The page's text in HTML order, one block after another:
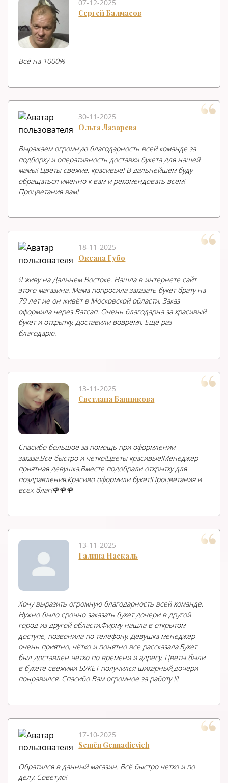
07-12-2025
Сергей Балмасов
Всë на 1000%
30-11-2025
Ольга Лазарева
Выражаем огромную благодарность всей команде за
подборку и оперативность доставки букета для нашей
мамы! Цветы свежие, красивые! В дальнейшем буду
обращаться именно к вам и рекомендовать всем!
Процветания вам!
18-11-2025
Оксана Губо
Я живу на Дальнем Востоке. Нашла в интернете сайт
этого магазина. Мама попросила заказать букет брату на
79 лет ие он живёт в Московской области. Заказ
оформила через Ватсап. Очень благодарна за красивый
букет и открытку. Доставили вовремя. Ещё раз
благодарю.
13-11-2025
Светлана Банникова
Спасибо большое за помощь при оформлении
заказа.Все быстро и чётко!Цветы красивые!Менеджер
приятная девушка.Вместе подобрали открытку для
поздравления.Красиво оформили букет!Процветания и
всех благ!🌹🌹🌹
13-11-2025
Галина Наскаль
Хочу выразить огромную благодарность всей команде.
Нужно было срочно заказать букет дочери в другой
город из другой области.Фирму нашла в открытом
доступе, позвонила по телефону. Девушка менеджер
очень приятно, чётко и понятно все рассказала.Букет
был доставлен чётко по времени и адресу. Цветы были
в букете свежими БУКЕТ получился шикарный,дочери
понравился. Спасибо Вам огромное за работу !!!
17-10-2025
Semēn Gennadievich
Обратился в данный магазин. Всё быстро четко и по
делу. Советую!